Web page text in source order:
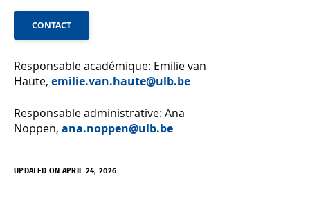
CONTACT
Responsable académique: Emilie van
Haute, emilie.van.haute@ulb.be
Responsable administrative: Ana
Noppen, ana.noppen@ulb.be
UPDATED ON APRIL 24, 2026